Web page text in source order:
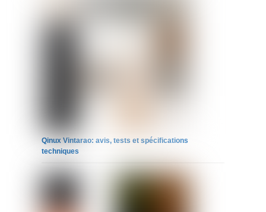
Qinux Vintarao: avis, tests et spécifications
techniques